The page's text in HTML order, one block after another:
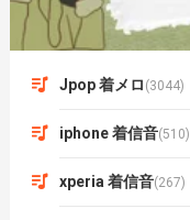
Jpop 着メロ (3044)
iphone 着信音(510)
xperia 着信音(267)